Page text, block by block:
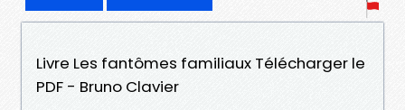
Livre Les fantômes familiaux Télécharger le
PDF - Bruno Clavier